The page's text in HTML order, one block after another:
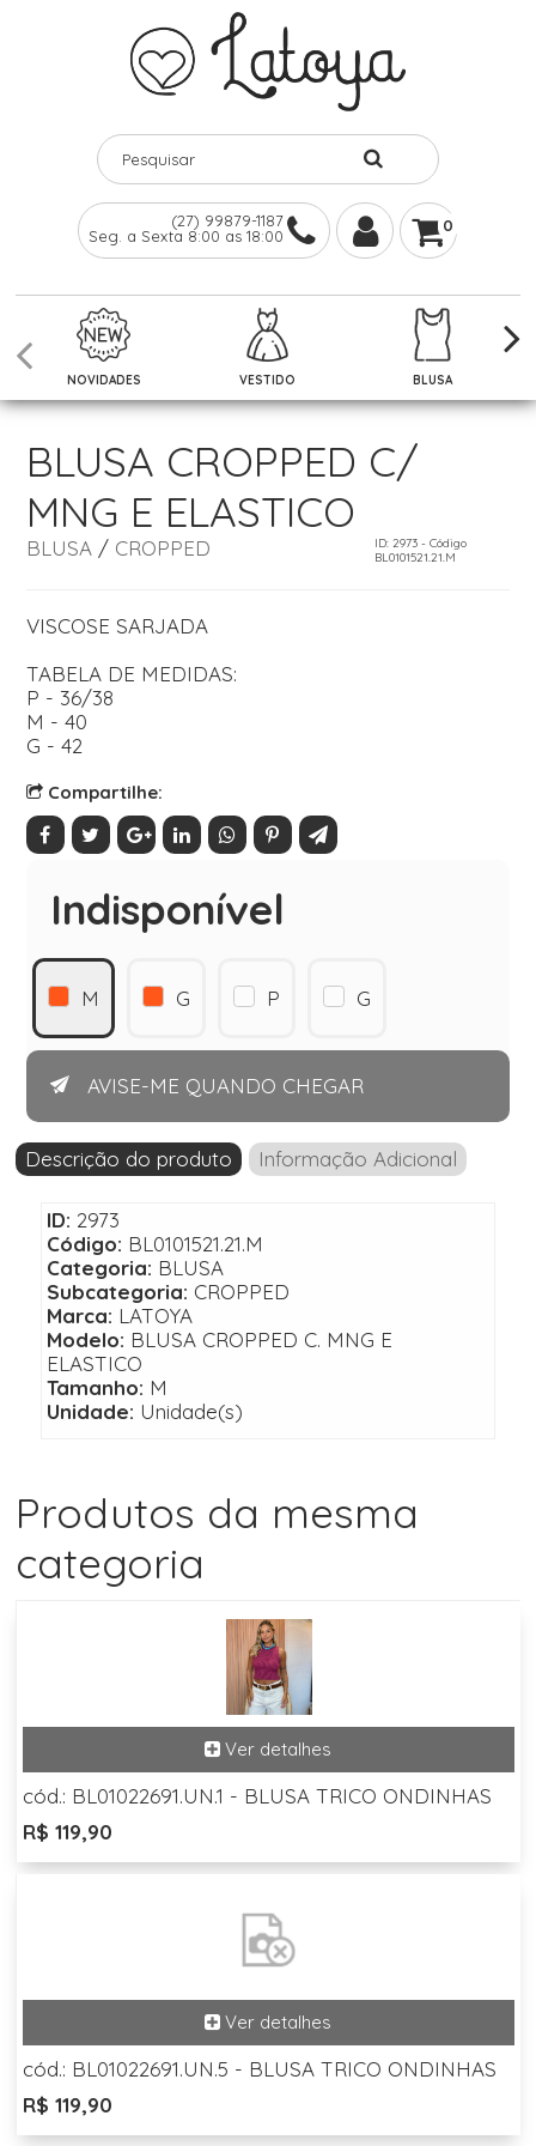
(27) 99879-1187
Seg. a Sexta 8:00 as 18:00
0
NOVIDADES VESTIDO BLUSA
BLUSA CROPPED C/
MNG E ELASTICO
BLUSA/ CROPPED
ID: 2973 - Código
BL0101521.21.M
VISCOSE SARJADA
TABELA DE MEDIDAS:
P - 36/38
M - 40
G - 42
Compartilhe:
Indisponível
M G P G
AVISE-ME QUANDO CHEGAR
Descrição do produto Informação Adicional
ID: 2973
Código: BL0101521.21.M
Categoria: BLUSA
Subcategoria: CROPPED
Marca: LATOYA
Modelo: BLUSA CROPPED C. MNG E
ELASTICO
Tamanho: M
Unidade: Unidade(s)
Produtos da mesma
categoria
cód.: BL01022691.UN.1 - BLUSA TRICO ONDINHAS
R$ 119,90
cód.: BL01022691.UN.5 - BLUSA TRICO ONDINHAS
R$ 119,90